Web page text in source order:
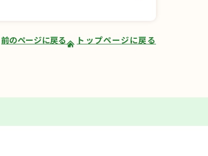
前のページに戻る トップページに戻る